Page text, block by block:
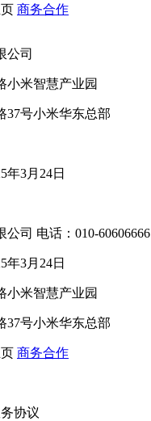
商务合作
公司
小米智慧产业园
37号小米华东总部
年3月24日
司 电话：010-60606666
年3月24日
小米智慧产业园
37号小米华东总部
商务合作
协议